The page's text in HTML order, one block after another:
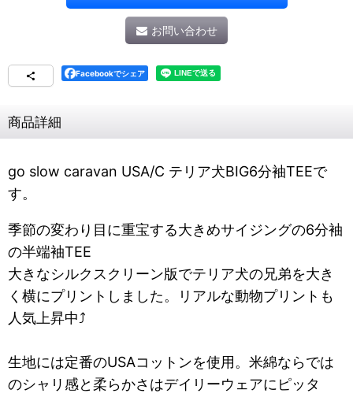
お問い合わせ
Facebookでシェア
商品詳細
go slow caravan USA/C テリア犬BIG6分袖TEEで
す。
季節の変わり目に重宝する大きめサイジングの6分袖
の半端袖TEE
大きなシルクスクリーン版でテリア犬の兄弟を大き
く横にプリントしました。リアルな動物プリントも
人気上昇中⤴
生地には定番のUSAコットンを使用。米綿ならでは
のシャリ感と柔らかさはデイリーウェアにピッタ